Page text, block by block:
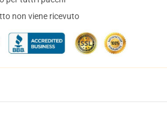
non viene ricevuto